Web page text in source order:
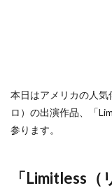
本日はアメリカの人
ロ）の出演作品、「
参ります。
「Limitless